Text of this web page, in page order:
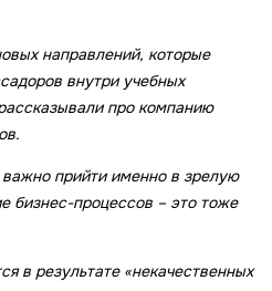
направлений, которые
внутри учебных
про компанию
прийти именно в зрелую
бизнес-процессов – это тоже
в результате «некачественных